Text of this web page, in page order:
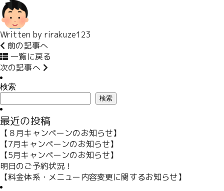
Written by rirakuze123
前の記事へ
一覧に戻る
次の記事へ
検索
検索
最近の投稿
【８月キャンペーンのお知らせ】
【7月キャンペーンのお知らせ】
【5月キャンペーンのお知らせ】
明日のご予約状況！
【料金体系・メニュー内容変更に関するお知らせ】